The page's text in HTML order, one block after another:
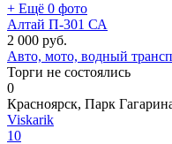
+ Ещё 0 фото
Алтай П-301 СА
2 000 руб.
Авто, мото, водный
Торги не состоялись
0
Красноярск, Парк
Viskarik
10